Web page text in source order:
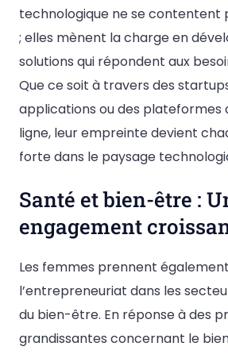
technologique ne se contentent
; elles mènent la charge en
solutions qui répondent aux
Que ce soit à travers des
applications ou des plateformes
ligne, leur empreinte devient
forte dans le paysage
Santé et bien-être :
engagement
Les femmes prennent
l’entrepreneuriat dans les
du bien-être. En réponse à des
grandissantes concernant le